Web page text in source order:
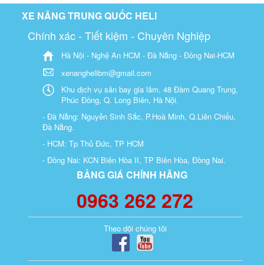
XE NÂNG TRUNG QUỐC HELI
Chính xác - Tiết kiệm - Chuyên Nghiệp
Hà Nội - Nghệ An HCM - Đà Nẵng - Đồng Nai-HCM
xenanghelibm@gmail.com
Khu dịch vụ sân bay gia lâm, 48 Đàm Quang Trung,
Phúc Đồng, Q. Long Biên, Hà Nội.
- Đà Nẵng: Nguyễn Sinh Sắc, P.Hoà Minh, Q.Liên Chiểu,
Đà Nẵng.
- HCM: Tp Thủ Đức, TP HCM
- Đồng Nai: KCN Biên Hòa II, TP Biên Hòa, Đồng Nai.
BẢNG GIÁ CHÍNH HÃNG
0963 262 272
Theo dõi chúng tôi